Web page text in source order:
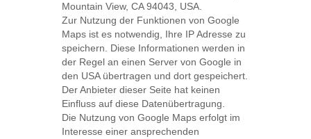
Mountain View, CA 94043, USA.
Zur Nutzung der Funktionen von Google
Maps ist es notwendig, Ihre IP Adresse zu
speichern. Diese Informationen werden in
der Regel an einen Server von Google in
den USA übertragen und dort gespeichert.
Der Anbieter dieser Seite hat keinen
Einfluss auf diese Datenübertragung.
Die Nutzung von Google Maps erfolgt im
Interesse einer ansprechenden